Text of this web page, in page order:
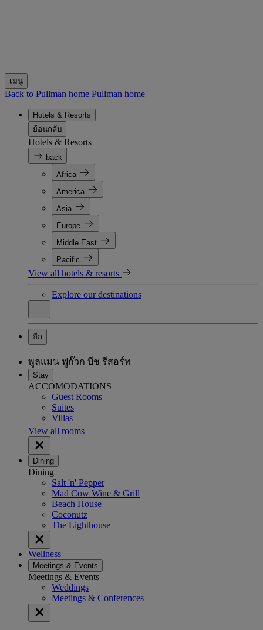
เมนู
Back to Pullman home Pullman home
Hotels & Resorts
ย้อนกลับ
Hotels & Resorts
back
Africa
America
Asia
Europe
Middle East
Pacific
View all hotels & resorts
Explore our destinations
อีก
พูลแมน ฟูก๊วก บีช รีสอร์ท
Stay
ACCOMODATIONS
Guest Rooms
Suites
Villas
View all rooms
Dining
Dining
Salt 'n' Pepper
Mad Cow Wine & Grill
Beach House
Coconutz
The Lighthouse
Wellness
Meetings & Events
Meetings & Events
Weddings
Meetings & Conferences